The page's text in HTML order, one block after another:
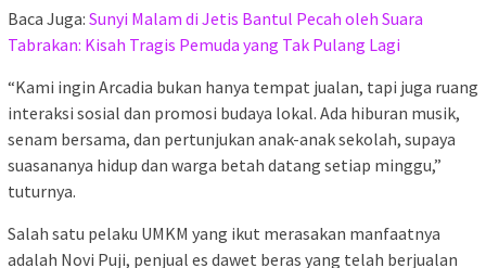
Baca Juga: Sunyi Malam di Jetis Bantul Pecah oleh Suara
Tabrakan: Kisah Tragis Pemuda yang Tak Pulang Lagi
“Kami ingin Arcadia bukan hanya tempat jualan, tapi juga ruang
interaksi sosial dan promosi budaya lokal. Ada hiburan musik,
senam bersama, dan pertunjukan anak-anak sekolah, supaya
suasananya hidup dan warga betah datang setiap minggu,”
tuturnya.
Salah satu pelaku UMKM yang ikut merasakan manfaatnya
adalah Novi Puji, penjual es dawet beras yang telah berjualan